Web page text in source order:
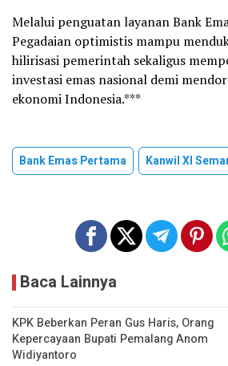
Melalui penguatan layanan Bank
Pegadaian optimistis mampu
hilirisasi pemerintah sekaligus
investasi emas nasional demi
ekonomi Indonesia.***
Bank Emas Pertama Kanwil XI
Baca Lainnya
KPK Beberkan Peran Gus Haris, Orang
Kepercayaan Bupati Pemalang Anom
Widiyantoro